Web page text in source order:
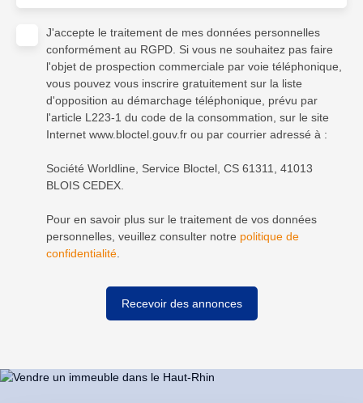
J'accepte le traitement de mes données personnelles
conformément au RGPD. Si vous ne souhaitez pas faire
l'objet de prospection commerciale par voie téléphonique,
vous pouvez vous inscrire gratuitement sur la liste
d'opposition au démarchage téléphonique, prévu par
l'article L223-1 du code de la consommation, sur le site
Internet www.bloctel.gouv.fr ou par courrier adressé à :
Société Worldline, Service Bloctel, CS 61311, 41013
BLOIS CEDEX.
Pour en savoir plus sur le traitement de vos données
personnelles, veuillez consulter notre politique de
confidentialité.
Recevoir des annonces